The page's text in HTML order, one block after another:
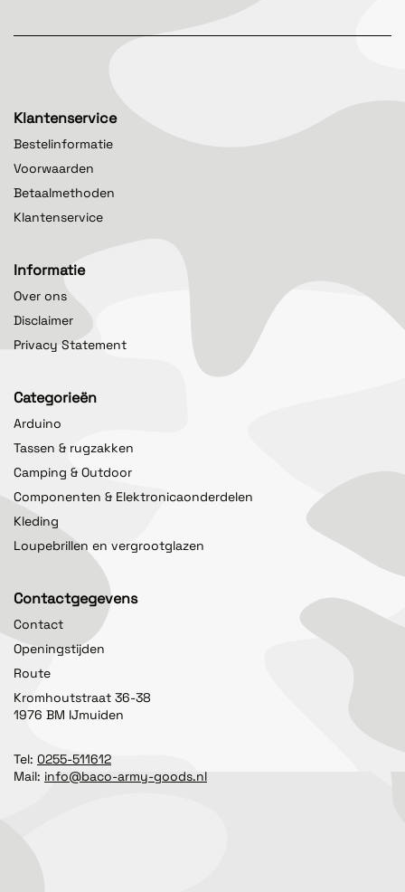
Klantenservice
Bestelinformatie
Voorwaarden
Betaalmethoden
Klantenservice
Informatie
Over ons
Disclaimer
Privacy Statement
Categorieën
Arduino
Tassen & rugzakken
Camping & Outdoor
Componenten & Elektronicaonderdelen
Kleding
Loupebrillen en vergrootglazen
Contactgegevens
Contact
Openingstijden
Route
Kromhoutstraat 36-38
1976 BM IJmuiden
Tel: 0255-511612
Mail: info@baco-army-goods.nl